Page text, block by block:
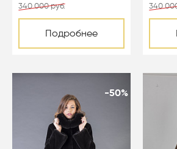
340 000 руб.
Подробнее
340
-50%